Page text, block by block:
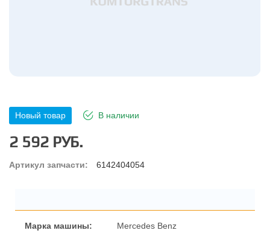
Новый товар В наличии
2 592 РУБ.
Артикул запчасти: 6142404054
Марка машины: Mercedes Benz